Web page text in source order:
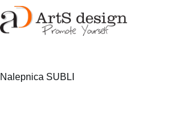
Skip
to
content
Nalepnica SUBLI